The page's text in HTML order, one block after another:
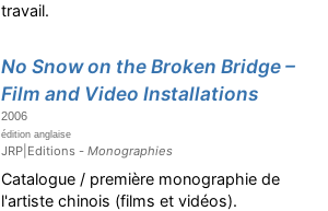
travail.
No Snow on the Broken Bridge –
Film and Video Installations
2006
édition anglaise
JRP|Editions -Monographies
Catalogue / première monographie de
l'artiste chinois (films et vidéos).